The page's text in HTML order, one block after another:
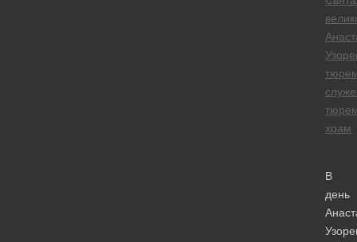
храм
В
день